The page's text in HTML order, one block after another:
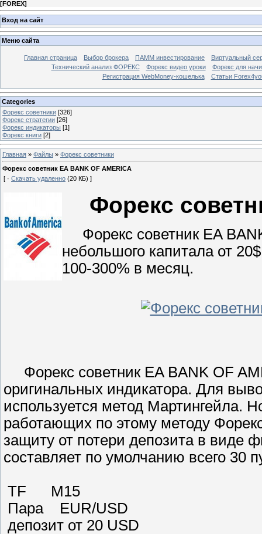
[FOREX]
Вход на сайт
Меню сайта
Главная страница Выбор брокера ПАММ инвестирование
Виртуальный
Технический анализ ФОРЕКС
Форекс видео уроки
Форекс для
Регистрация WebMoney-кошелька
Статьи
Categories
Форекс cоветники [326]
Форекс стратегии [26]
Форекс индикаторы [1]
Форекс книги [2]
Главная » Файлы » Форекс cоветники
Форекс советник EA BANK OF AMERICA
[ · Скачать удаленно (20 КБ) ]
Форекс
Форекс советник EA
небольшого капитала от
100-300% в месяц.
Форекс советник EA BANK OF
оригинальных индикатора. Для
используется метод Мартингейла.
работающих по этому методу
защиту от потери депозита в виде
составляет по умолчанию всего 30
TF M15
Пара EUR/USD
депозит от 20 USD